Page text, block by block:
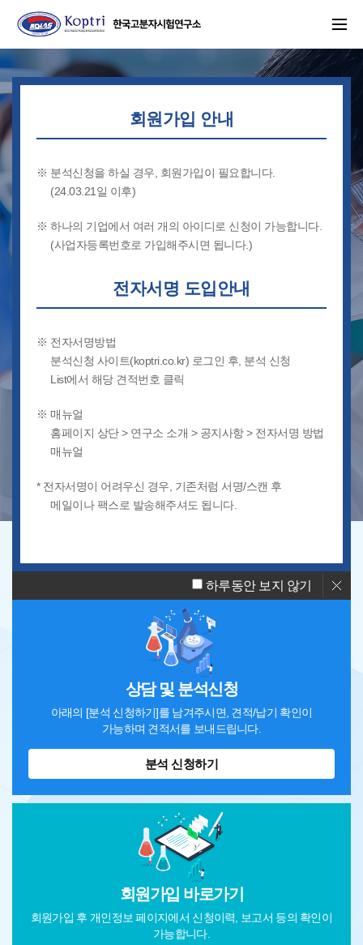
회원가입 안내
※ 분석신청을 하실 경우, 회원가입이 필요합니다.
(24.03.21일 이후)
※ 하나의 기업에서 여러 개의 아이디로 신청이 가능합니다.
(사업자등록번호로 가입해주시면 됩니다.)
전자서명 도입안내
※ 전자서명방법
분석신청 사이트(koptri.co.kr) 로그인 후, 분석 신청
List에서 해당 견적번호 클릭
※ 매뉴얼
홈페이지 상단 > 연구소 소개 > 공지사항 > 전자서명 방법
매뉴얼
* 전자서명이 어려우신 경우, 기존처럼 서명/스캔 후
메일이나 팩스로 발송해주셔도 됩니다.
하루동안 보지 않기
GPC 성분
화학물질등록 원소 기기분석
빠른 상담을 원하시나요?
상담 및 분석신청
아래의 [분석 신청하기]를 남겨주시면, 견적/납기 확인이
가능하며 견적서를 보내드립니다.
분석 신청하기
회원가입 바로가기
회원가입 후 개인정보 페이지에서 신청이력, 보고서 등의 확인이
가능합니다.